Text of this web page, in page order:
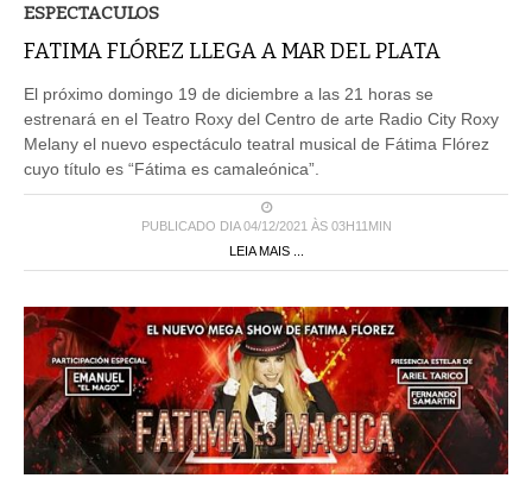
ESPECTACULOS
FATIMA FLÓREZ LLEGA A MAR DEL PLATA
El próximo domingo 19 de diciembre a las 21 horas se
estrenará en el Teatro Roxy del Centro de arte Radio City Roxy
Melany el nuevo espectáculo teatral musical de Fátima Flórez
cuyo título es “Fátima es camaleónica”.
PUBLICADO DIA 04/12/2021 ÀS 03H11MIN
LEIA MAIS ...